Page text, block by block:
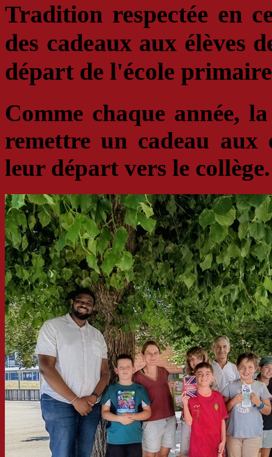
Tradition respectée en
des cadeaux aux élèves
départ de l'école
Comme chaque année,
remettre un cadeau aux
leur départ vers le collège.